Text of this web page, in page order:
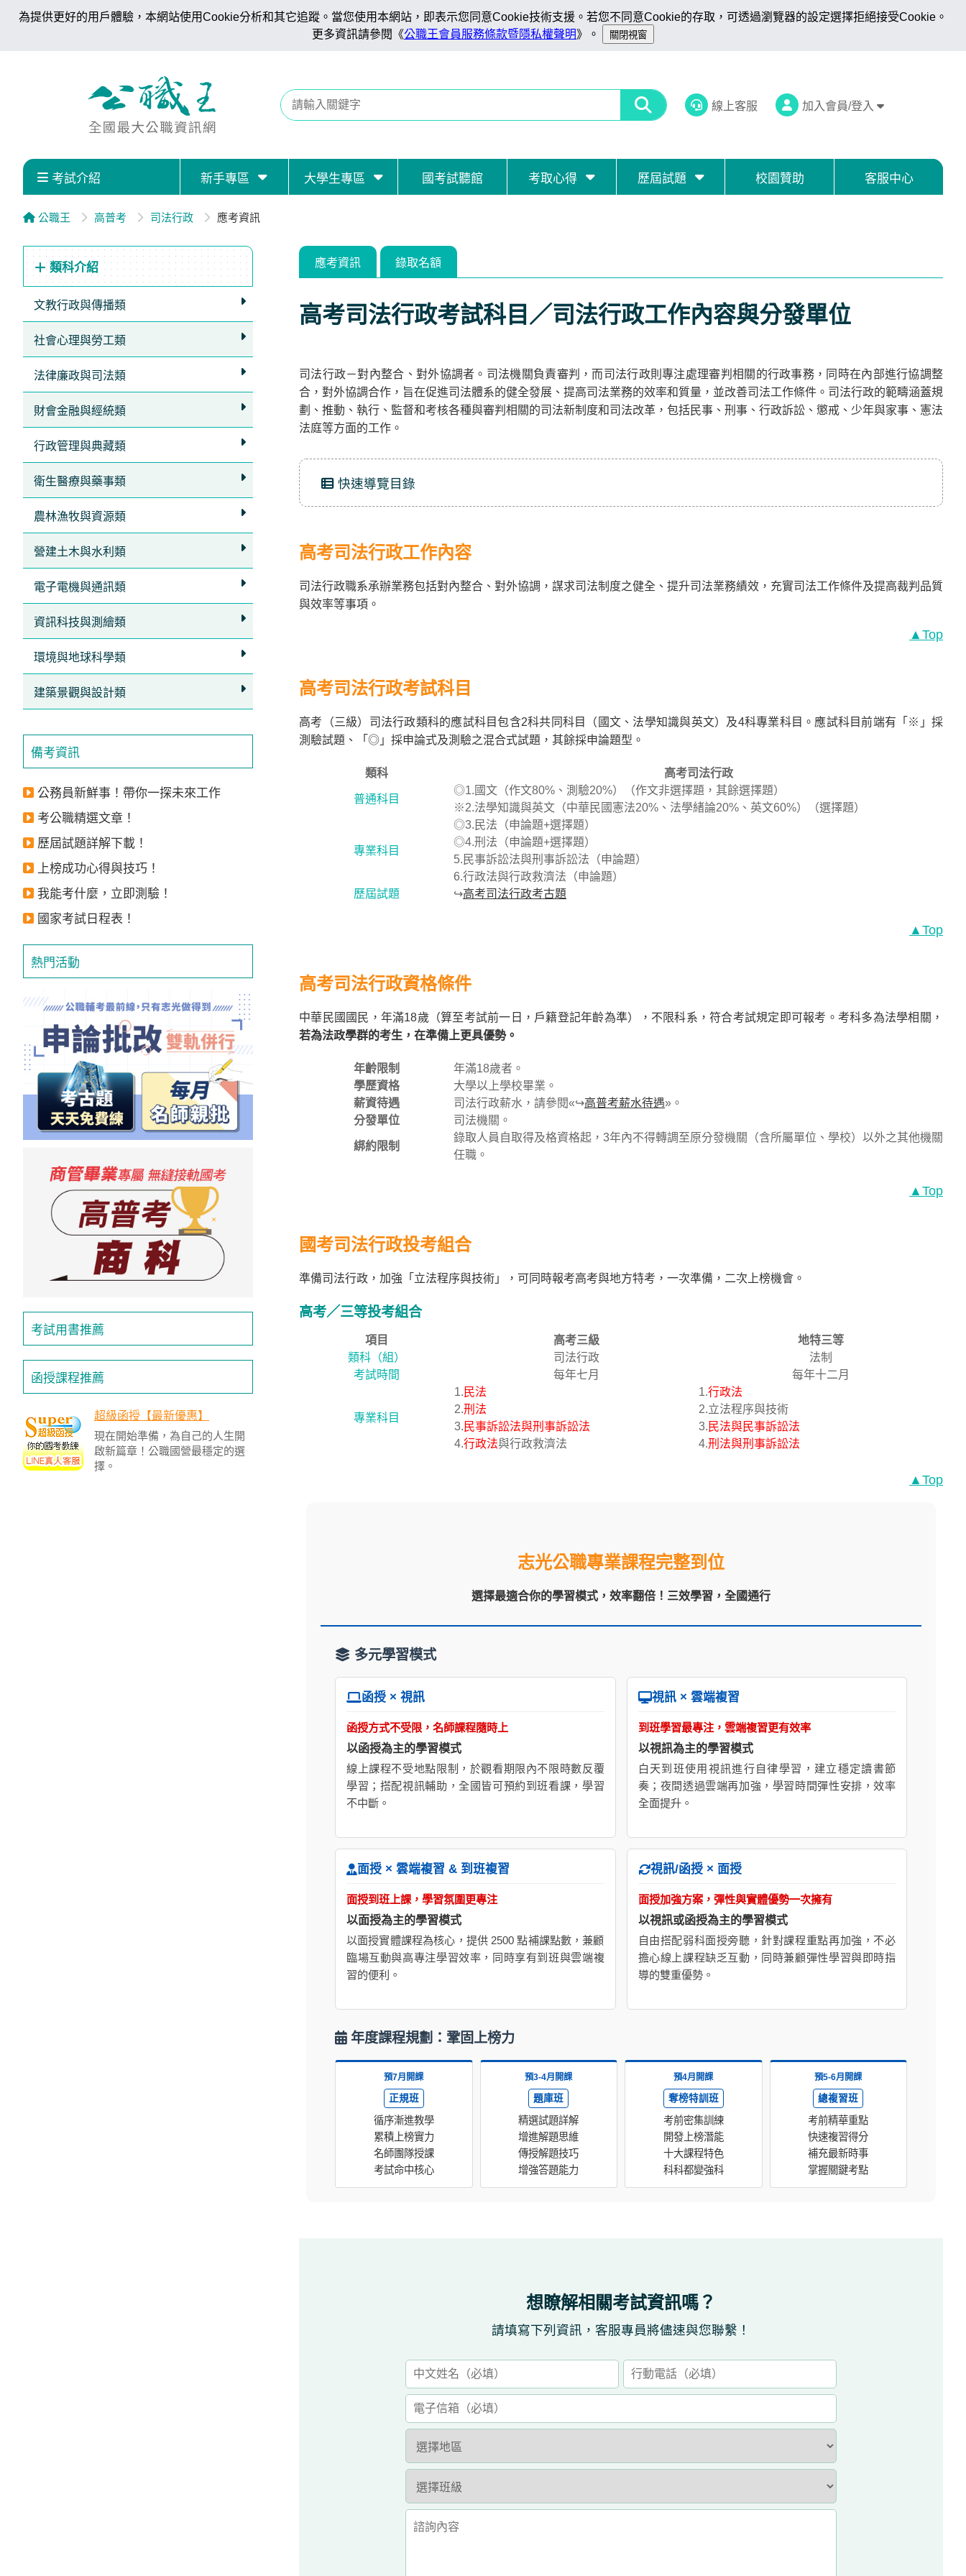
為提供更好的用戶體驗，本網站使用Cookie分析和其它追蹤。當您使用本網站，即表示您同意Cookie技術支援。若您不同意Cookie的存取，可透過瀏覽器的設定選擇拒絕接受Cookie。
更多資訊請參閱《公職王會員服務條款暨隱私權聲明》。
線上客服 加入會員/登入
考試介紹 新手專區 大學生專區 國考試聽館 考取心得 歷屆試題 校園贊助 客服中心
公職王 高普考 司法行政 應考資訊
類科介紹
文教行政與傳播類
社會心理與勞工類
法律廉政與司法類
財會金融與經統類
行政管理與典藏類
衛生醫療與藥事類
農林漁牧與資源類
營建土木與水利類
電子電機與通訊類
資訊科技與測繪類
環境與地球科學類
建築景觀與設計類
備考資訊
公務員新鮮事！帶你一探未來工作
考公職精選文章！
歷屆試題詳解下載！
上榜成功心得與技巧！
我能考什麼，立即測驗！
國家考試日程表！
熱門活動
考試用書推薦
函授課程推薦
超級函授【最新優惠】
現在開始準備，為自己的人生開
啟新篇章！公職國營最穩定的選
擇。
應考資訊 錄取名額
高考司法行政考試科目／司法行政工作內容與分發單位
司法行政－對內整合、對外協調者。司法機關負責審判，而司法行政則專注處理審判相關的行政事務，同時在內部進行協調整
合，對外協調合作，旨在促進司法體系的健全發展、提高司法業務的效率和質量，並改善司法工作條件。司法行政的範疇涵蓋規
劃、推動、執行、監督和考核各種與審判相關的司法新制度和司法改革，包括民事、刑事、行政訴訟、懲戒、少年與家事、憲法
法庭等方面的工作。
快速導覽目錄
高考司法行政工作內容
司法行政職系承辦業務包括對內整合、對外協調，謀求司法制度之健全、提升司法業務績效，充實司法工作條件及提高裁判品質
與效率等事項。
▲Top
高考司法行政考試科目
高考（三級）司法行政類科的應試科目包含2科共同科目（國文、法學知識與英文）及4科專業科目。應試科目前端有「※」採
測驗試題、「◎」採申論式及測驗之混合式試題，其餘採申論題型。
類科 高考司法行政
普通科目
◎1.國文（作文80%、測驗20%）（作文非選擇題，其餘選擇題）
※2.法學知識與英文（中華民國憲法20%、法學緒論20%、英文60%）（選擇題）
專業科目
◎3.民法（申論題+選擇題）
◎4.刑法（申論題+選擇題）
5.民事訴訟法與刑事訴訟法（申論題）
6.行政法與行政救濟法（申論題）
歷屆試題
↪高考司法行政考古題
▲Top
高考司法行政資格條件
中華民國國民，年滿18歲（算至考試前一日，戶籍登記年齡為準），不限科系，符合考試規定即可報考。考科多為法學相關，
若為法政學群的考生，在準備上更具優勢。
年齡限制
年滿18歲者。
學歷資格
大學以上學校畢業。
薪資待遇
司法行政薪水，請參閱«↪高普考薪水待遇»。
分發單位
司法機關。
綁約限制
錄取人員自取得及格資格起，3年內不得轉調至原分發機關（含所屬單位、學校）以外之其他機關
任職。
▲Top
國考司法行政投考組合
準備司法行政，加強「立法程序與技術」，可同時報考高考與地方特考，一次準備，二次上榜機會。
高考／三等投考組合
項目 高考三級
地特三等
類科（組）
司法行政
法制
考試時間
每年七月 每年十二月
專業科目
1. 民法
2.刑法
3. 民事訴訟法與刑事訴訟法
4.行政法與行政救濟法
1.行政法
2.立法程序與技術
3. 民法與民事訴訟法
4.刑法與刑事訴訟法
▲Top
志光公職專業課程完整到位
選擇最適合你的學習模式，效率翻倍！三效學習，全國通行
多元學習模式
函授 × 視訊
函授方式不受限，名師課程隨時上
以函授為主的學習模式
線上課程不受地點限制，於觀看期限內不限時數反覆
學習；搭配視訊輔助，全國皆可預約到班看課，學習
不中斷。
視訊 × 雲端複習
到班學習最專注，雲端複習更有效率
以視訊為主的學習模式
白天到班使用視訊進行自律學習，建立穩定讀書節
奏；夜間透過雲端再加強，學習時間彈性安排，效率
全面提升。
面授 × 雲端複習 & 到班複習
面授到班上課，學習氛圍更專注
以面授為主的學習模式
以面授實體課程為核心，提供 2500 點補課點數，兼顧
臨場互動與高專注學習效率，同時享有到班與雲端複
習的便利。
視訊/函授 × 面授
面授加強方案，彈性與實體優勢一次擁有
以視訊或函授為主的學習模式
自由搭配弱科面授旁聽，針對課程重點再加強，不必
擔心線上課程缺乏互動，同時兼顧彈性學習與即時指
導的雙重優勢。
年度課程規劃：鞏固上榜力
預7月開課
正規班
循序漸進教學
累積上榜實力
名師團隊授課
考試命中核心
預3-4月開課
題庫班
精選試題詳解
增進解題思維
傳授解題技巧
增強答題能力
預4月開課
奪榜特訓班
考前密集訓練
開發上榜潛能
十大課程特色
科科都變強科
預5-6月開課
總複習班
考前精華重點
快速複習得分
補充最新時事
掌握關鍵考點
想瞭解相關考試資訊嗎？
請填寫下列資訊，客服專員將儘速與您聯繫！